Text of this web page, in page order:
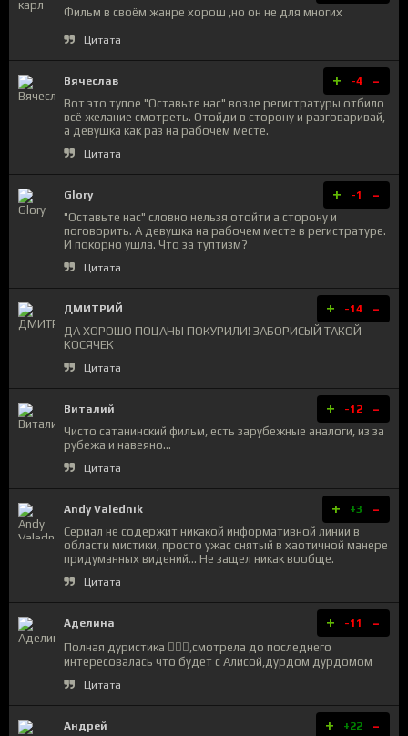
Фильм в своëм жанре хорош ,но он не для многих
Цитата
Вячеслав + -4 -
Вот это тупое "Оставьте нас" возле регистратуры отбило
всё желание смотреть. Отойди в сторону и разговаривай,
а девушка как раз на рабочем месте.
Цитата
Glory + -1 -
"Оставьте нас" словно нельзя отойти а сторону и
поговорить. А девушка на рабочем месте в регистратуре.
И покорно ушла. Что за туптизм?
Цитата
ДМИТРИЙ + -14 -
ДА ХОРОШО ПОЦАНЫ ПОКУРИЛИ! ЗАБОРИСЫЙ ТАКОЙ
КОСЯЧЕК
Цитата
Виталий + -12 -
Чисто сатанинский фильм, есть зарубежные аналоги, из за
рубежа и навеяно...
Цитата
Andy Valednik + +3 -
Сериал не содержит никакой информативной линии в
области мистики, просто ужас снятый в хаотичной манере
придуманных видений... Не защел никак вообще.
Цитата
Аделина + -11 -
Полная дуристика 🤦🏼‍♀️,смотрела до последнего
интересовалась что будет с Алисой,дурдом дурдомом
Цитата
Андрей + +22 -